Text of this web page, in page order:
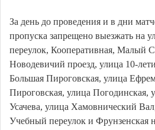
За день до проведения и в дни
пропуска запрещено выезжать на
переулок, Кооперативная, Малый
Новодевичий проезд, улица 10-
Большая Пироговская, улица
Пироговская, улица Погодинская,
Усачева, улица Хамовнический
Учебный переулок и Фрунзенская